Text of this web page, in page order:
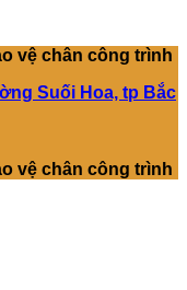
vệ chân công trình
Suối Hoa, tp Bắc
vệ chân công trình